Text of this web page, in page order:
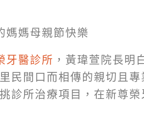
媽媽母親節快樂
牙醫診所 ，黃瑋萱院長明
民間口而相傳的親切且
診所治療項目，在新尊